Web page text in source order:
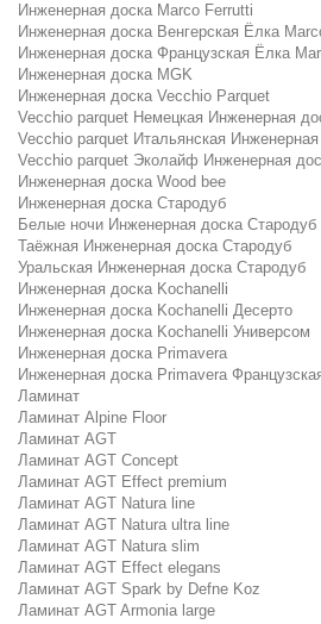
Инженерная доска Marco Ferrutti
Инженерная доска Венгерская Ёлка
Инженерная доска Французская Ёлка
Инженерная доска MGK
Инженерная доска Vecchio Parquet
Vecchio parquet Немецкая Инженерная
Vecchio parquet Итальянская
Vecchio parquet Эколайф Инженерная
Инженерная доска Wood bee
Инженерная доска Стародуб
Белые ночи Инженерная доска Стародуб
Таёжная Инженерная доска Стародуб
Уральская Инженерная доска Стародуб
Инженерная доска Kochanelli
Инженерная доска Kochanelli Десерто
Инженерная доска Kochanelli Универсом
Инженерная доска Primavera
Инженерная доска Primavera
Ламинат
Ламинат Alpine Floor
Ламинат AGT
Ламинат AGT Concept
Ламинат AGT Effect premium
Ламинат AGT Natura line
Ламинат AGT Natura ultra line
Ламинат AGT Natura slim
Ламинат AGT Effect elegans
Ламинат AGT Spark by Defne Koz
Ламинат AGT Armonia large